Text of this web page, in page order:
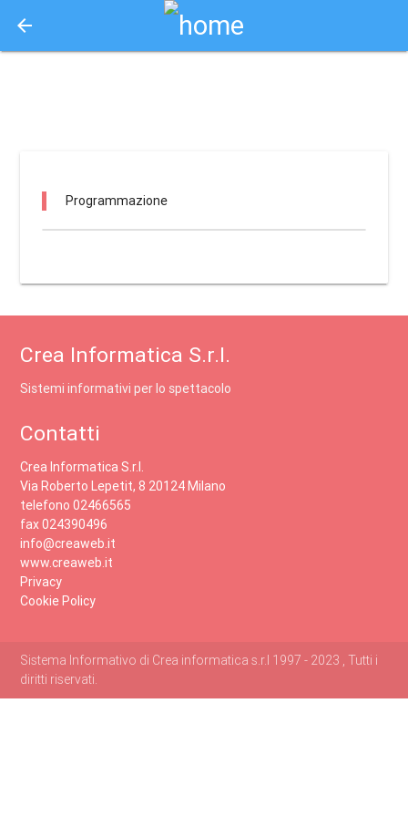
arrow_back
Programmazione
Crea Informatica S.r.l.
Sistemi informativi per lo spettacolo
Contatti
Crea Informatica S.r.l.
Via Roberto Lepetit, 8 20124 Milano
telefono 02466565
fax 024390496
info@creaweb.it
www.creaweb.it
Privacy
Cookie Policy
Sistema Informativo di Crea informatica s.r.l 1997 - 2023 , Tutti i
diritti riservati.